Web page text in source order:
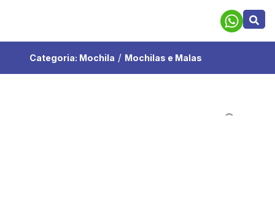
Categoria: Mochila / Mochilas e Malas